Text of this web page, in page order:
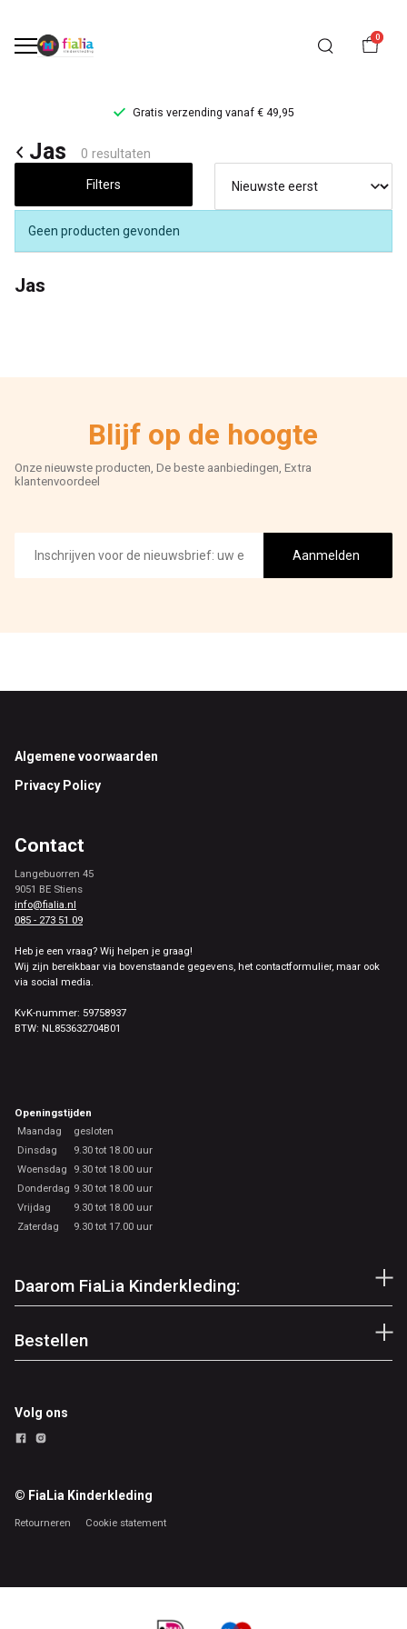
0
Gratis verzending vanaf € 49,95
Jas
FiaLia
Kinderkleding
Jas 0 resultaten
Filters
Geen producten gevonden
Jas
Blijf op de hoogte
Onze nieuwste producten, De beste aanbiedingen, Extra
klantenvoordeel
mailadres
Aanmelden
Footer
Algemene voorwaarden
Privacy Policy
Contact
Langebuorren 45
9051 BE Stiens
info@fialia.nl
085 - 273 51 09
Heb je een vraag? Wij helpen je graag!
Wij zijn bereikbaar via bovenstaande gegevens, het contactformulier, maar ook
via social media.
KvK-nummer: 59758937
BTW: NL853632704B01
Openingstijden
Maandag
gesloten
Dinsdag
9.30 tot 18.00 uur
Woensdag
9.30 tot 18.00 uur
Donderdag 9.30 tot 18.00 uur
Vrijdag
9.30 tot 18.00 uur
Zaterdag
9.30 tot 17.00 uur
Daarom FiaLia Kinderkleding:
Bestellen
Volg ons
© FiaLia Kinderkleding
Retourneren Cookie statement